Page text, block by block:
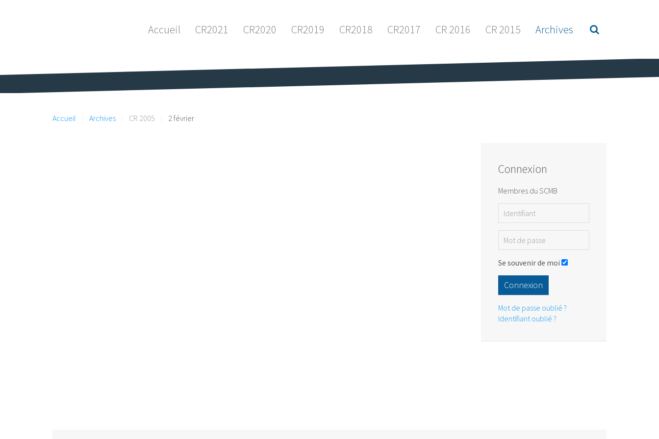
Accueil CR2021 CR2020 CR2019 CR2018 CR2017 CR 2016 CR 2015 Archives
Accueil Archives CR 2005 2 février
Connexion
Membres du SCMB
Se souvenir de moi
Connexion
Mot de passe oublié ?
Identifiant oublié ?